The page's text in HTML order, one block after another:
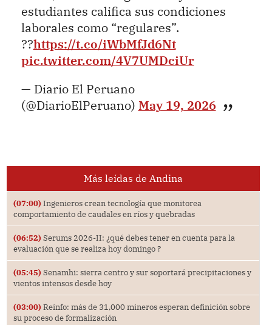
estudiantes califica sus condiciones
laborales como “regulares”.
??https://t.co/iWbMfJd6Nt
pic.twitter.com/4V7UMDciUr
— Diario El Peruano
(@DiarioElPeruano) May 19, 2026
Más leídas de Andina
(07:00) Ingenieros crean tecnología que monitorea
comportamiento de caudales en ríos y quebradas
(06:52) Serums 2026-II: ¿qué debes tener en cuenta para la
evaluación que se realiza hoy domingo ?
(05:45) Senamhi: sierra centro y sur soportará precipitaciones y
vientos intensos desde hoy
(03:00) Reinfo: más de 31,000 mineros esperan definición sobre
su proceso de formalización